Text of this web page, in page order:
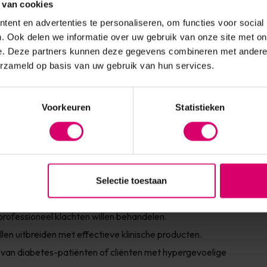
cookies
en advertenties te personaliseren, om functies voor
Ook delen we informatie over uw gebruik van onze site met
Deze partners kunnen deze gegevens combineren met
op basis van uw gebruik van hun services.
Voorkeuren Statistieken
Selectie toestaan
of verzorgende oliën die de huid hydrateren,
formules — je kunt alle benodigde producten direct online
geschikt?
klachten willen behandelen.
uitbreiden met effectieve klinische producten.
diabetes-patiënten of cliënten met hypergevoelige